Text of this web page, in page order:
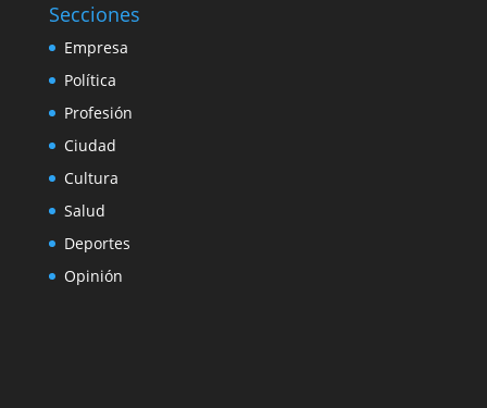
Secciones
Empresa
Política
Profesión
Ciudad
Cultura
Salud
Deportes
Opinión